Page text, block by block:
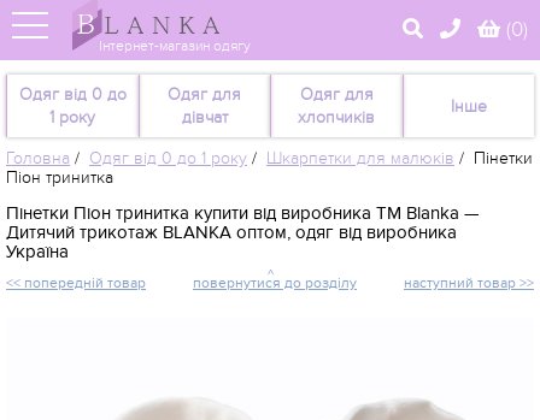
Інтернет-магазин одягу
(0)
Одяг від 0 до
1 року
Одяг для
дівчат
Одяг для
хлопчиків
Інше
Головна / Одяг від 0 до 1 року / Шкарпетки для малюків / Пінетки
Піон тринитка
Пінетки Піон тринитка купити від виробника TM Blanka —
Дитячий трикотаж BLANKA оптом, одяг від виробника
Україна
<< попередній товар наступний товар >>
повернутися до розділу